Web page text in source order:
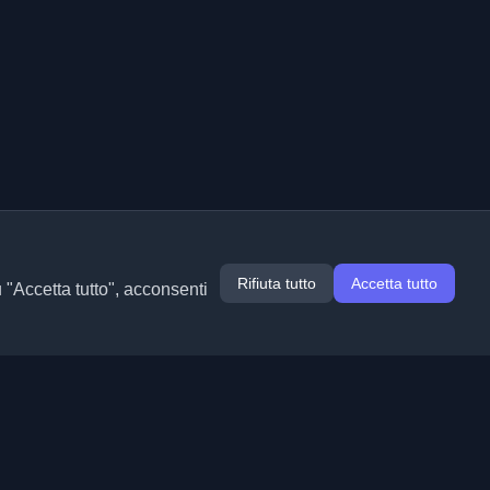
tutto", acconsenti
Rifiuta tutto Accetta tutto